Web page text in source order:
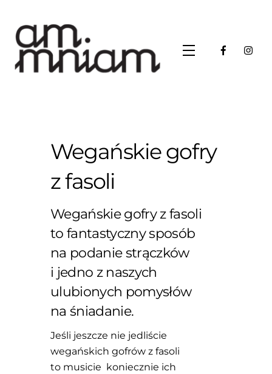
content
Menu
Wegańskie gofry
z fasoli
Wegańskie gofry z fasoli
to fantastyczny sposób
na podanie strączków
i jedno z naszych
ulubionych pomysłów
na śniadanie.
Jeśli jeszcze nie jedliście
wegańskich gofrów z fasoli
to musicie koniecznie ich